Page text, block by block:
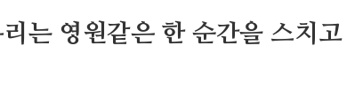
는 영원같은 한 순간을 스치고